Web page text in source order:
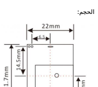
الحجم: